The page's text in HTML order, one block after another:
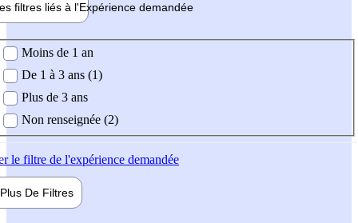
filtres liés à l'Expérience demandée
demandée
Moins de 1 an
De 1 à 3 ans (1)
Plus de 3 ans
Non renseignée (2)
le filtre de l'expérience demandée
Plus De Filtres